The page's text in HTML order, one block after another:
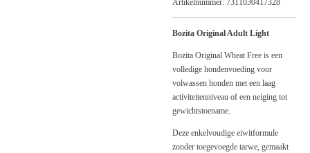
Artikelnummer: 7311030417328
Bozita Original Adult Light
Bozita Original Wheat Free is een
volledige hondenvoeding voor
volwassen honden met een laag
activiteitenniveau of een neiging tot
gewichtstoename.
Deze enkelvoudige eiwitformule
zonder toegevoegde tarwe, gemaakt